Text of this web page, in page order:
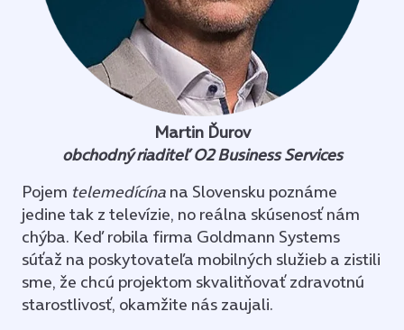
Martin Ďurov
obchodný riaditeľ O2 Business Services
Pojem telemedícína na Slovensku poznáme
jedine tak z televízie, no reálna skúsenosť nám
chýba. Keď robila firma Goldmann Systems
súťaž na poskytovateľa mobilných služieb a zistili
sme, že chcú projektom skvalitňovať zdravotnú
starostlivosť, okamžite nás zaujali.